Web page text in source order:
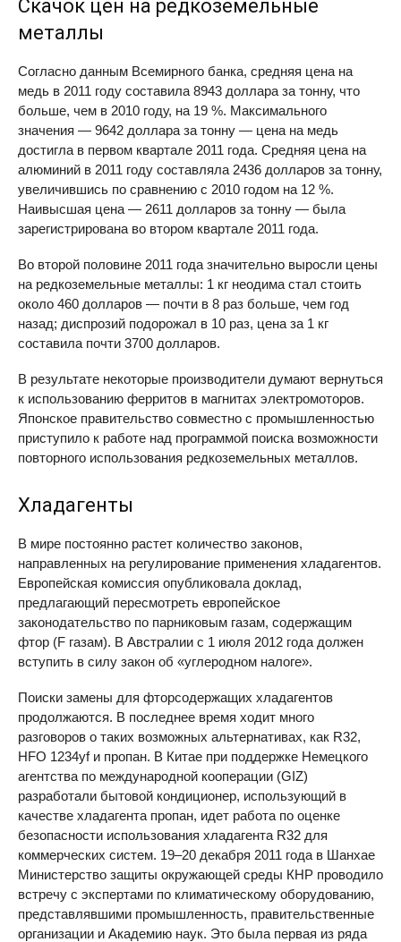
Скачок цен на редкоземельные
металлы
Согласно данным Всемирного банка, средняя цена на
медь в 2011 году составила 8943 доллара за тонну, что
больше, чем в 2010 году, на 19 %. Максимального
значения — 9642 доллара за тонну — цена на медь
достигла в первом квартале 2011 года. Средняя цена на
алюминий в 2011 году составляла 2436 долларов за тонну,
увеличившись по сравнению с 2010 годом на 12 %.
Наивысшая цена — 2611 долларов за тонну — была
зарегистрирована во втором квартале 2011 года.
Во второй половине 2011 года значительно выросли цены
на редкоземельные металлы: 1 кг неодима стал стоить
около 460 долларов — почти в 8 раз больше, чем год
назад; диспрозий подорожал в 10 раз, цена за 1 кг
составила почти 3700 долларов.
В результате некоторые производители думают вернуться
к использованию ферритов в магнитах электромоторов.
Японское правительство совместно с промышленностью
приступило к работе над программой поиска возможности
повторного использования редкоземельных металлов.
Хладагенты
В мире постоянно растет количество законов,
направленных на регулирование применения хладагентов.
Европейская комиссия опубликовала доклад,
предлагающий пересмотреть европейское
законодательство по парниковым газам, содержащим
фтор (F газам). В Австралии с 1 июля 2012 года должен
вступить в силу закон об «углеродном налоге».
Поиски замены для фторсодержащих хладагентов
продолжаются. В последнее время ходит много
разговоров о таких возможных альтернативах, как R32,
HFO 1234yf и пропан. В Китае при поддержке Немецкого
агентства по международной кооперации (GIZ)
разработали бытовой кондиционер, использующий в
качестве хладагента пропан, идет работа по оценке
безопасности использования хладагента R32 для
коммерческих систем. 19–20 декабря 2011 года в Шанхае
Министерство защиты окружающей среды КНР проводило
встречу с экспертами по климатическому оборудованию,
представлявшими промышленность, правительственные
организации и Академию наук. Это была первая из ряда